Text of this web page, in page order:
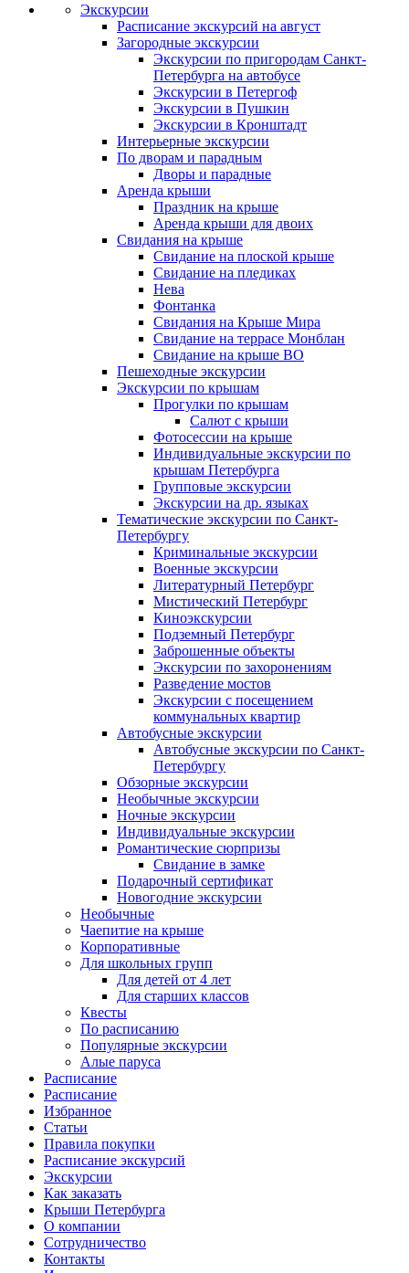
Экскурсии
Расписание экскурсий на август
Загородные экскурсии
Экскурсии по пригородам Санкт-
Петербурга на автобусе
Экскурсии в Петергоф
Экскурсии в Пушкин
Экскурсии в Кронштадт
Интерьерные экскурсии
По дворам и парадным
Дворы и парадные
Аренда крыши
Праздник на крыше
Аренда крыши для двоих
Свидания на крыше
Свидание на плоской крыше
Свидание на пледиках
Нева
Фонтанка
Свидания на Крыше Мира
Свидание на террасе Монблан
Свидание на крыше ВО
Пешеходные экскурсии
Экскурсии по крышам
Прогулки по крышам
Салют с крыши
Фотосессии на крыше
Индивидуальные экскурсии по
крышам Петербурга
Групповые экскурсии
Экскурсии на др. языках
Тематические экскурсии по Санкт-
Петербургу
Криминальные экскурсии
Военные экскурсии
Литературный Петербург
Мистический Петербург
Киноэкскурсии
Подземный Петербург
Заброшенные объекты
Экскурсии по захоронениям
Разведение мостов
Экскурсии с посещением
коммунальных квартир
Автобусные экскурсии
Автобусные экскурсии по Санкт-
Петербургу
Обзорные экскурсии
Необычные экскурсии
Ночные экскурсии
Индивидуальные экскурсии
Романтические сюрпризы
Свидание в замке
Подарочный сертификат
Новогодние экскурсии
Необычные
Чаепитие на крыше
Корпоративные
Для школьных групп
Для детей от 4 лет
Для старших классов
Квесты
По расписанию
Популярные экскурсии
Алые паруса
Расписание
Расписание
Избранное
Статьи
Правила покупки
Расписание экскурсий
Экскурсии
Как заказать
Крыши Петербурга
О компании
Сотрудничество
Контакты